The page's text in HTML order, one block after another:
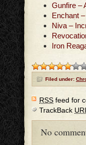
Gunfire –
Enchant
Niva –
Iron
Filed under:
RSS feed for
TrackBack URI
No